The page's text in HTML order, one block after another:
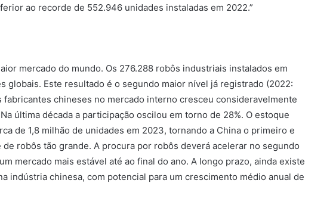
ao recorde de 552.946 unidades instaladas em 2022.”
mercado do mundo. Os 276.288 robôs industriais instalados em
globais. Este resultado é o segundo maior nível já registrado (2022:
fabricantes chineses no mercado interno cresceu consideravelmente
última década a participação oscilou em torno de 28%. O estoque
de 1,8 milhão de unidades em 2023, tornando a China o primeiro e
robôs tão grande. A procura por robôs deverá acelerar no segundo
mercado mais estável até ao final do ano. A longo prazo, ainda existe
indústria chinesa, com potencial para um crescimento médio anual de